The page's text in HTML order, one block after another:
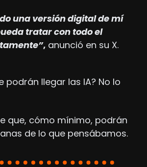
una versión digital de mí
tratar con todo el
, anunció en su X.
podrán llegar las IA? No lo
que, cómo mínimo, podrán
de lo que pensábamos.